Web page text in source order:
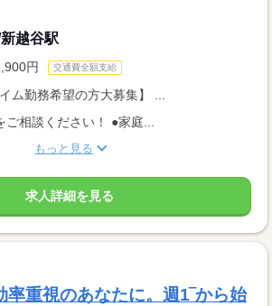
越谷駅
円 交通費全額支給
ム勤務希望の方大募集】 ...
ご相談ください！ ●家庭...
もっと見る
求人詳細を見る
率重視のあなたに。週1‾から始